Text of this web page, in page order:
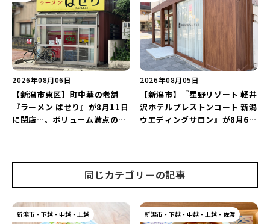
2026」がおすすめ♪
2026年08月06日
【新潟市東区】町中華の老舗
『ラーメン ぱせり』が8月11日
に閉店…。ボリューム満点の名
2026年08月05日
【新潟市】『星野リゾート 軽井
沢ホテルブレストンコート 新潟
ウエディングサロン』が8月6日
同じカテゴリーの記事
新潟市・下越・中越・上越 新潟市・下越・中越・上越・佐渡